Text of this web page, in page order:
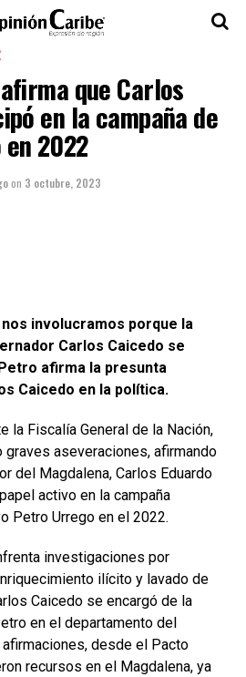
que Carlos
en la campaña de
2022
on 3 octubre, 2023
nos involucramos porque la
Carlos Caicedo se
afirma la presunta
Caicedo en la política.
la Fiscalía General de la Nación,
graves aseveraciones, afirmando
del Magdalena, Carlos Eduardo
activo en la campaña
Petro Urrego en el 2022.
investigaciones por
ilícito y lavado de
Caicedo se encargó de la
en el departamento del
desde el Pacto
recursos en el Magdalena, ya